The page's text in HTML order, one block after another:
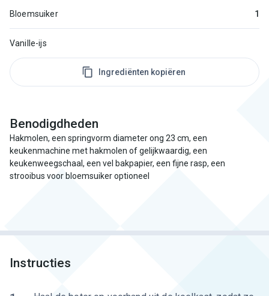
Bloemsuiker 1
Vanille-ijs
Ingrediënten kopiëren
Benodigdheden
Hakmolen, een springvorm diameter ong 23 cm, een
keukenmachine met hakmolen of gelijkwaardig, een
keukenweegschaal, een vel bakpapier, een fijne rasp, een
strooibus voor bloemsuiker optioneel
Instructies